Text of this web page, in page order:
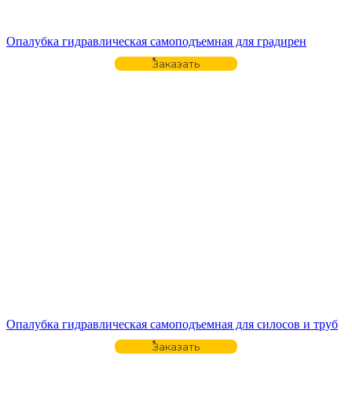
Опалубка гидравлическая самоподъемная для градирен
Заказать
Опалубка гидравлическая самоподъемная для силосов и труб
Заказать